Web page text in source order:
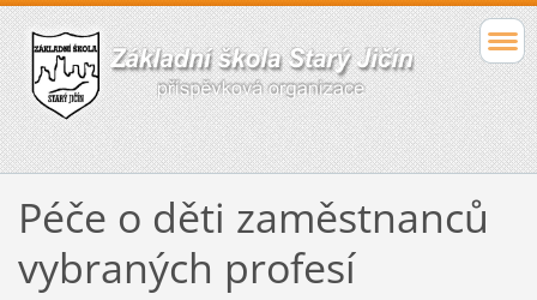
Péče o děti zaměstnanců
vybraných profesí